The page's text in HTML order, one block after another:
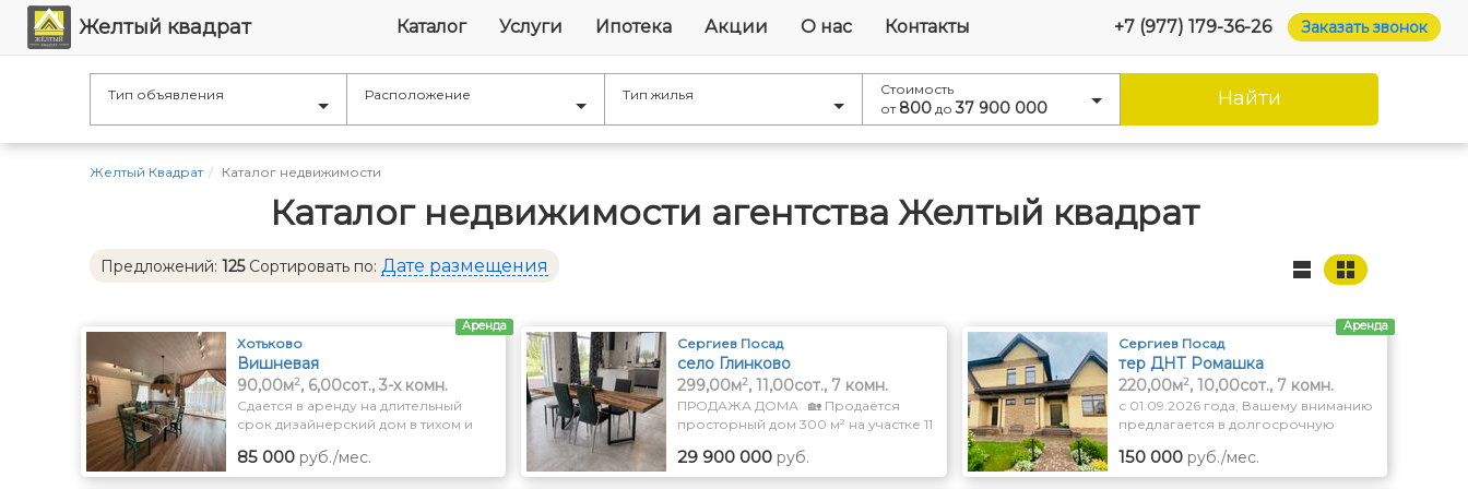
Желтый квадрат Каталог Услуги Ипотека Акции О нас Контакты Заказать звонок
+7 (977) 179-36-26
Тип объявления Расположение Тип жилья
Стоимость
от 800 до37 900 000 Найти
Желтый Квадрат Каталог недвижимости
Каталог недвижимости агентства Желтый квадрат
Предложений: 125 Сортировать по: Дате размещения
Хотьково
Вишневая
90,00м2, 6,00сот., 3-x комн.
Сдается в аренду на длительный
срок дизайнерский дом в тихом и
Подмосковья в г. Хотьково
городского округа Сергиев Посад.
85 000 руб./мес.
Аренда
Сергиев Посад
село Глинково
299,00м2, 11,00сот., 7 комн.
ПРОДАЖА ДОМА 🏡 Продаётся
просторный дом 300 м² на участке 11
Всего 1 км до выезда на
Ярославское шоссе. ✅ Дом
29 900 000 руб.
Сергиев Посад
тер ДНТ Ромашка
220,00м2, 10,00сот., 7 комн.
с 01.09.2026 года, Вашему вниманию
предлагается в долгосрочную
жилой,загородный дом с земельным
участком 10 соток в дер. Репихово, в
150 000 руб./мес.
Аренда